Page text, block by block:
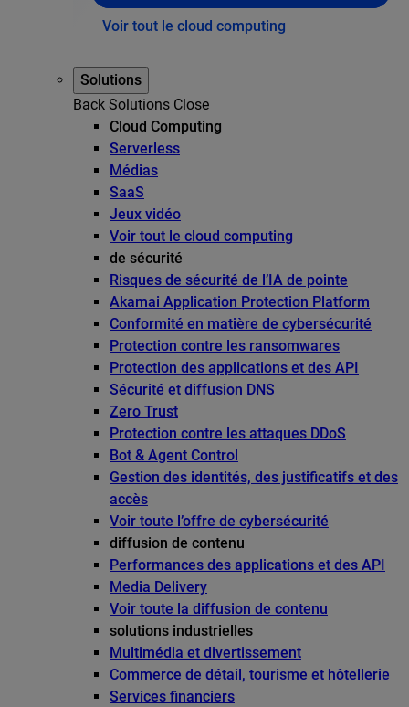
Voir tout le cloud computing
Solutions
Back Solutions Close
Cloud Computing
Serverless
Médias
SaaS
Jeux vidéo
Voir tout le cloud computing
de sécurité
Risques de sécurité de l’IA de pointe
Akamai Application Protection Platform
Conformité en matière de cybersécurité
Protection contre les ransomwares
Protection des applications et des API
Sécurité et diffusion DNS
Zero Trust
Protection contre les attaques DDoS
Bot & Agent Control
Gestion des identités, des justificatifs et des
accès
Voir toute l’offre de cybersécurité
diffusion de contenu
Performances des applications et des API
Media Delivery
Voir toute la diffusion de contenu
solutions industrielles
Multimédia et divertissement
Commerce de détail, tourisme et hôtellerie
Services financiers